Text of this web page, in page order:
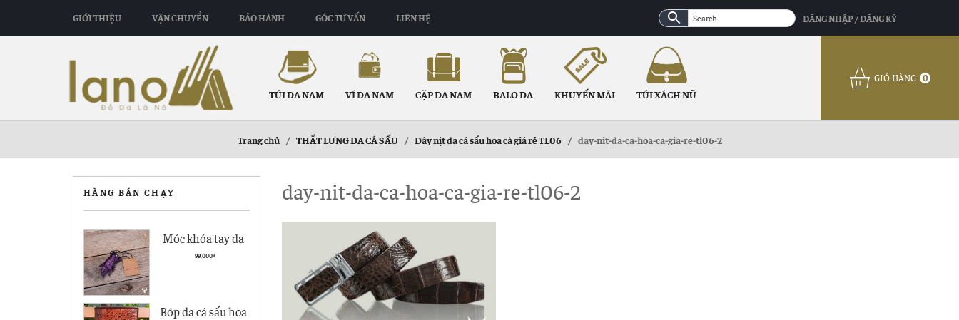
GIỚI THIỆU VẬN CHUYỂN BẢO HÀNH GÓC TƯ VẤN LIÊN HỆ ĐĂNG NHẬP / ĐĂNG KÝ
TÚI DA NAM VÍ DA NAM CẶP DA NAM BALO DA KHUYẾN MÃI TÚI XÁCH NỮ
GIỎ HÀNG 0
Trang chủ / THẮT LƯNG DA CÁ SẤU / Dây nịt da cá sấu hoa cà giá rẻ TL06 / day-nit-da-ca-hoa-ca-gia-re-tl06-2
day-nit-da-ca-hoa-ca-gia-re-tl06-2
HÀNG BÁN CHẠY
Móc khóa tay da
cá sấu giá rẻ MK01
99,000₫
Bóp da cá sấu hoa